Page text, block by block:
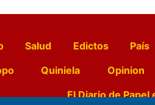
Salud Edictos País
Quiniela Opinion
El Diario de Papel